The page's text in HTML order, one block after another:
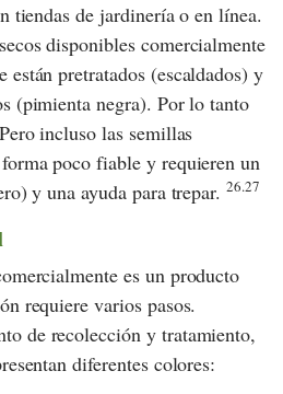
tiendas de jardinería o en línea.
disponibles comercialmente
están pretratados (escaldados) y
(pimienta negra). Por lo tanto
incluso las semillas
poco fiable y requieren un
y una ayuda para trepar.26.27
es un producto
requiere varios pasos.
de recolección y tratamiento,
diferentes colores: